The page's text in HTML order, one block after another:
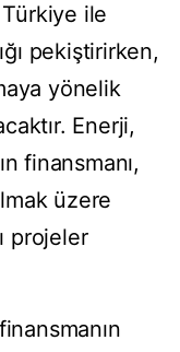
ile
pekiştirirken,
yönelik
Enerji,
finansmanı,
üzere
projeler